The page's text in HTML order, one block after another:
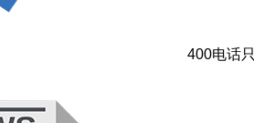
400电话